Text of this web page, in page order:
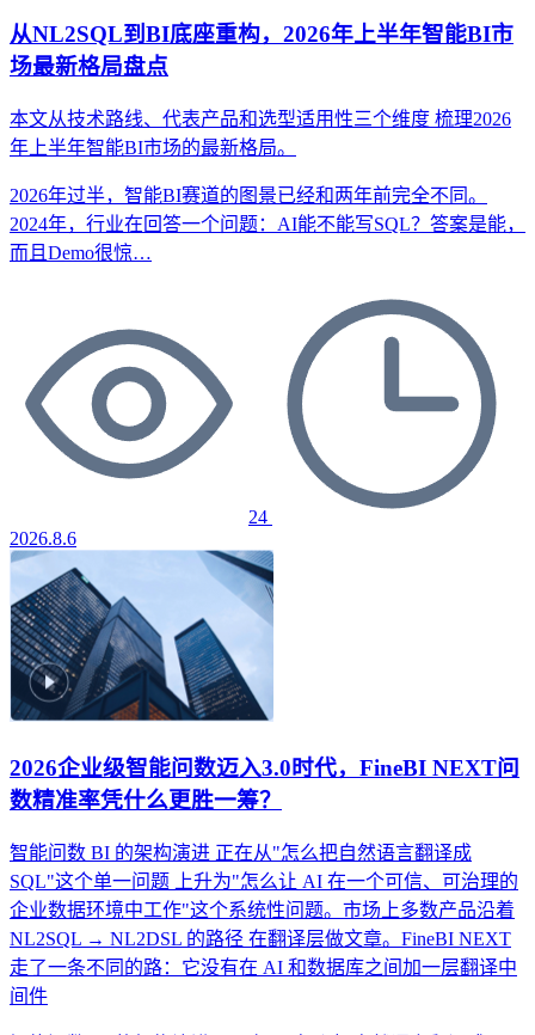
从NL2SQL到BI底座重构，2026年上半年智能BI市
场最新格局盘点
本文从技术路线、代表产品和选型适用性三个维度 梳理2026
年上半年智能BI市场的最新格局。
2026年过半，智能BI赛道的图景已经和两年前完全不同。
2024年，行业在回答一个问题：AI能不能写SQL？答案是能，
而且Demo很惊…
24
2026.8.6
2026企业级智能问数迈入3.0时代，FineBI NEXT问
数精准率凭什么更胜一筹？
智能问数 BI 的架构演进 正在从"怎么把自然语言翻译成
SQL"这个单一问题
上升为"怎么让 AI 在一个可信、可治理的
企业数据环境中工作"这个系统性问题。市场上多数产品沿着
NL2SQL → NL2DSL 的路径 在翻译层做文章。FineBI NEXT
走了一条不同的路：它没有在 AI 和数据库之间加一层翻译中
间件